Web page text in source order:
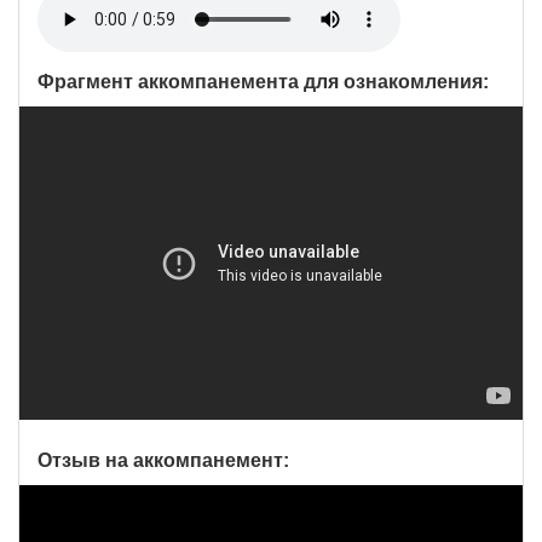
Фрагмент аккомпанемента для ознакомления:
Отзыв на аккомпанемент: